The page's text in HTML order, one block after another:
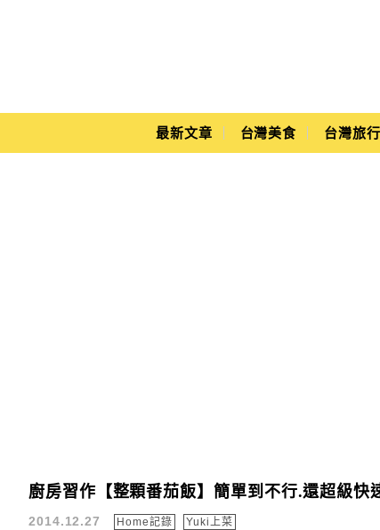
Yuki's Life
Main Menu
最新文章 台灣美食 台灣旅行
廚房習作【整顆番茄飯】簡單到不行.還超級
2014.12.27 Home記錄 Yuki上菜